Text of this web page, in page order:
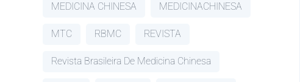
MEDICINA CHINESA MEDICINACHINESA
MTC RBMC REVISTA
Revista Brasileira De Medicina Chinesa